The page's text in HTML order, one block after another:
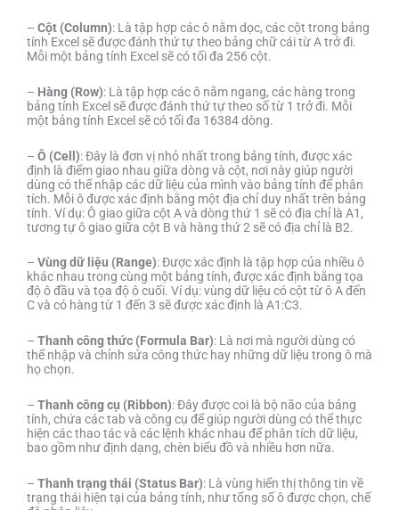
– Cột (Column): Là tập hợp các ô nằm dọc, các cột trong bảng
tính Excel sẽ được đánh thứ tự theo bảng chữ cái từ A trở đi.
Mỗi một bảng tính Excel sẽ có tối đa 256 cột.
– Hàng (Row): Là tập hợp các ô nằm ngang, các hàng trong
bảng tính Excel sẽ được đánh thứ tự theo số từ 1 trở đi. Mỗi
một bảng tính Excel sẽ có tối đa 16384 dòng.
– Ô (Cell): Đây là đơn vị nhỏ nhất trong bảng tính, được xác
định là điểm giao nhau giữa dòng và cột, nơi này giúp người
dùng có thể nhập các dữ liệu của mình vào bảng tính để phân
tích. Mỗi ô được xác định bằng một địa chỉ duy nhất trên bảng
tính. Ví dụ: Ô giao giữa cột A và dòng thứ 1 sẽ có địa chỉ là A1,
tương tự ô giao giữa cột B và hàng thứ 2 sẽ có địa chỉ là B2.
– Vùng dữ liệu (Range): Được xác định là tập hợp của nhiều ô
khác nhau trong cùng một bảng tính, được xác định bằng tọa
độ ô đầu và tọa độ ô cuối. Ví dụ: vùng dữ liệu có cột từ ô A đến
C và có hàng từ 1 đến 3 sẽ được xác định là A1:C3.
– Thanh công thức (Formula Bar): Là nơi mà người dùng có
thể nhập và chỉnh sửa công thức hay những dữ liệu trong ô mà
họ chọn.
– Thanh công cụ (Ribbon): Đây được coi là bộ não của bảng
tính, chứa các tab và công cụ để giúp người dùng có thể thực
hiện các thao tác và các lệnh khác nhau để phân tích dữ liệu,
bao gồm như định dạng, chèn biểu đồ và nhiều hơn nữa.
– Thanh trạng thái (Status Bar): Là vùng hiển thị thông tin về
trạng thái hiện tại của bảng tính, như tổng số ô được chọn, chế